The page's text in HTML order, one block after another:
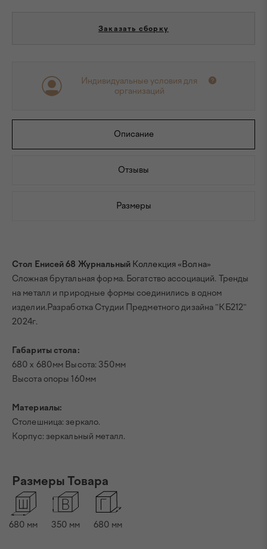
Заказать сборку
Индивидуальные условия для
организаций
Описание
Отзывы
Размеры
Стол Енисей 68 Журнальный Коллекция «Волна»
Сложная брутальная форма. Богатство ассоциаций. Тренды
на металл и природные формы соединились в одном
изделии.Разработка Студии Предметного дизайна "КБ212"
2024г.
Габариты стола:
680 х 680мм Высота: 350мм
Высота опоры 160мм
Материалы:
Столешница: зеркало.
Корпус: зеркальный металл.
Размеры Товара
680 мм 350 мм 680 мм